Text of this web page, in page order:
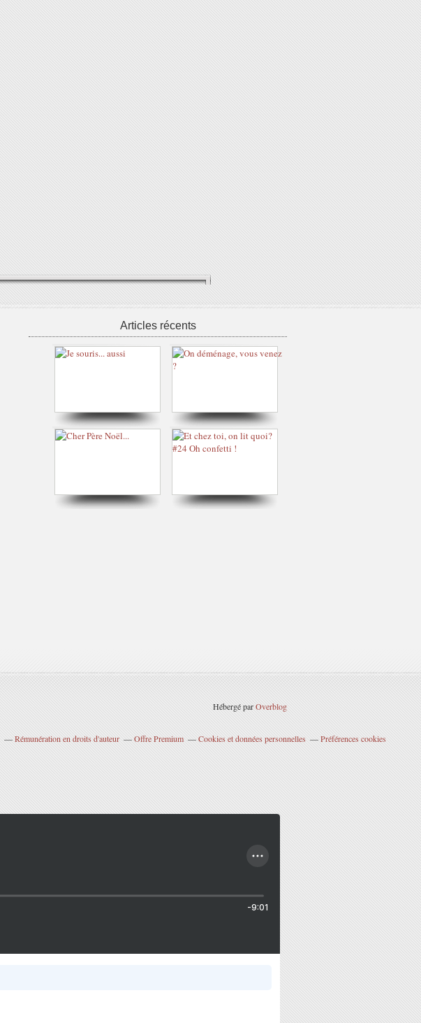
Articles récents
Hébergé parOverblog
Rémunération en droits d'auteur Offre Premium Cookies et données personnelles Préférences cookies
-9:01